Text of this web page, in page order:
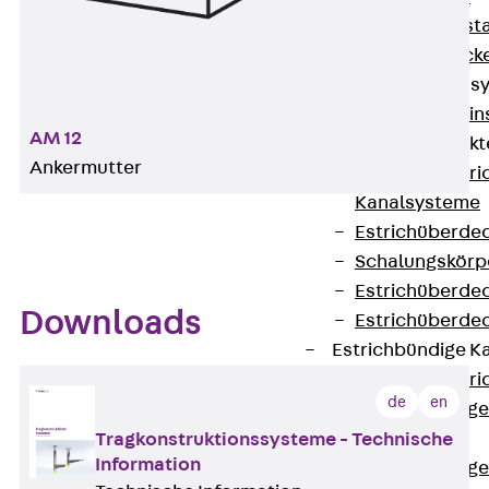
Kanalsysteme
Estrichbündige
CHALI
AM 12
Ankermutter
Downloads
de en
Tragkonstruktionssysteme - Technische
Information